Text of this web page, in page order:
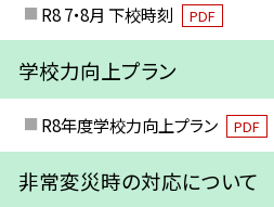
R8 7・8月 下校時刻 PDF
学校力向上プラン
R8年度学校力向上プラン PDF
非常変災時の対応について